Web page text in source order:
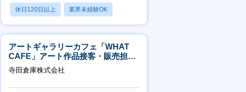
休日120日以上 業界未経験OK
月残業20時間以内
アートギャラリーカフェ「WHAT
CAFE」アート作品接客・販売担当
※アート領域未経験可
寺田倉庫株式会社